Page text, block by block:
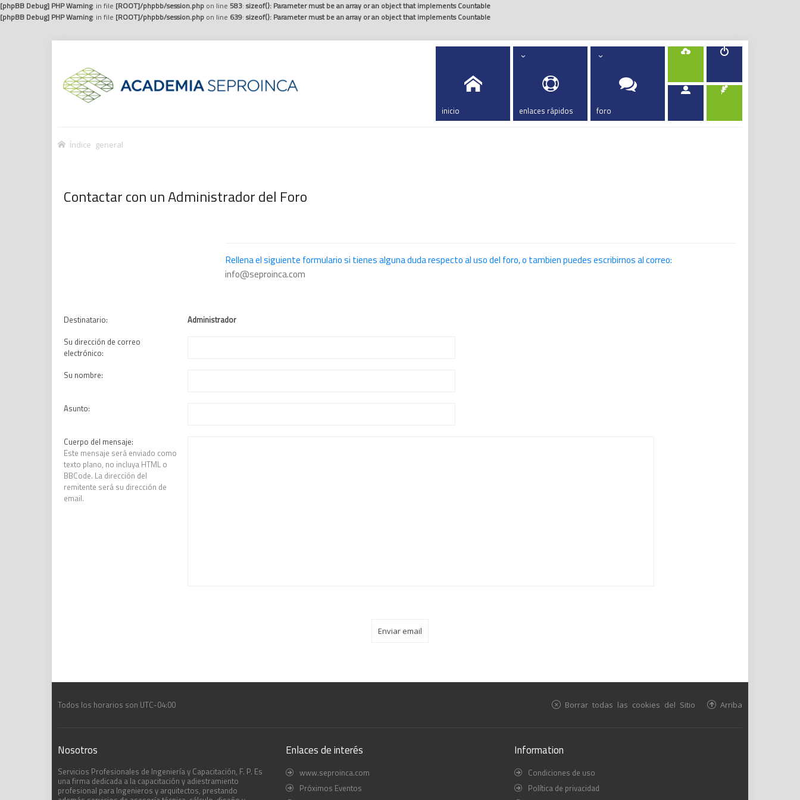
[phpBB Debug] PHP Warning: in file [ROOT]/phpbb/session.php on line 583: sizeof(): Parameter must be an array or an object that implements Countable
[phpBB Debug] PHP Warning: in file [ROOT]/phpbb/session.php on line 639: sizeof(): Parameter must be an array or an object that implements Countable
inicio enlaces rápidos foro
Índice general
Contactar con un Administrador del Foro
Rellena el siguiente formulario si tienes alguna duda respecto al uso del foro, o tambien puedes escribirnos al correo:
info@seproinca.com
Destinatario:
Administrador
Su dirección de correo
electrónico:
Su nombre:
Asunto:
Cuerpo del mensaje:
Este mensaje será enviado como
texto plano, no incluya HTML o
BBCode. La dirección del
remitente será su dirección de
email.
Todos los horarios son UTC-04:00 Arriba
Borrar todas las cookies del Sitio
Nosotros
Servicios Profesionales de Ingeniería y Capacitación, F. P. Es
una firma dedicada a la capacitación y adiestramiento
profesional para Ingenieros y arquitectos, prestando
Enlaces de interés
www.seproinca.com
Próximos Eventos
Information
Condiciones de uso
Política de privacidad